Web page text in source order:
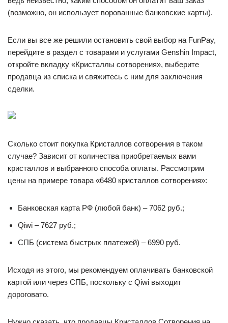
(возможно, он использует ворованные банковские карты).
Если вы все же решили остановить свой выбор на FunPay,
перейдите в раздел с товарами и услугами Genshin Impact,
откройте вкладку «Кристаллы сотворения», выберите
продавца из списка и свяжитесь с ним для заключения
сделки.
Сколько стоит покупка Кристаллов сотворения в таком
случае? Зависит от количества приобретаемых вами
кристаллов и выбранного способа оплаты. Рассмотрим
цены на примере товара «6480 кристаллов сотворения»:
Банковская карта РФ (любой банк) – 7062 руб.;
Qiwi – 7627 руб.;
СПБ (система быстрых платежей) – 6990 руб.
Исходя из этого, мы рекомендуем оплачивать банковской
картой или через СПБ, поскольку с Qiwi выходит
дороговато.